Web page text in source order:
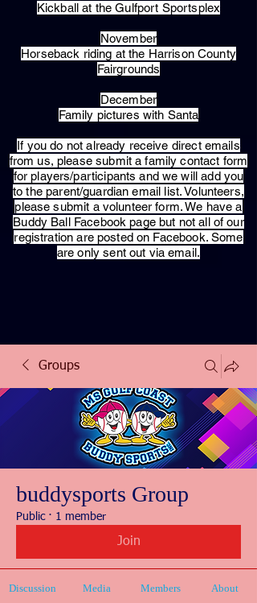
Kickball at the Gulfport Sportsplex
November
Horseback riding at the Harrison County
Fairgrounds
December
Family pictures with Santa
​If you do not already receive direct emails
from us, please submit a family contact form
for players/participants and we will add you
to the parent/guardian email list. Volunteers,
please submit a volunteer form. We have a
Buddy Ball Facebook page but not all of our
registration are posted on Facebook. Some
are only sent out via email.
Groups
buddysports Group
Public · 1 member
Join
Discussion Media Members About